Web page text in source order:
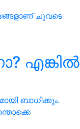
ചുവടെ
എങ്കിൽ
ബാധിക്കും.